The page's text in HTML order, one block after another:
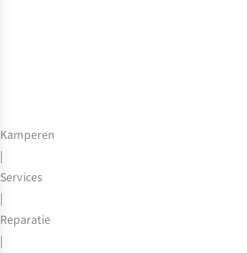
Kamperen
|
Services
|
Reparatie
|